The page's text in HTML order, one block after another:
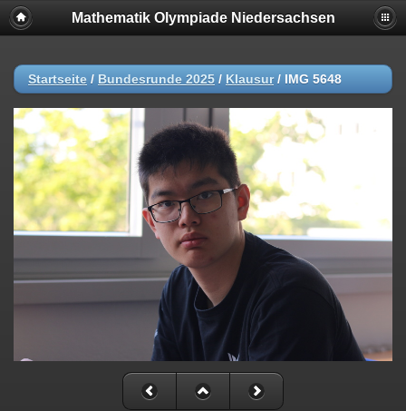
Mathematik Olympiade Niedersachsen
Startseite / Bundesrunde 2025 / Klausur/ IMG 5648